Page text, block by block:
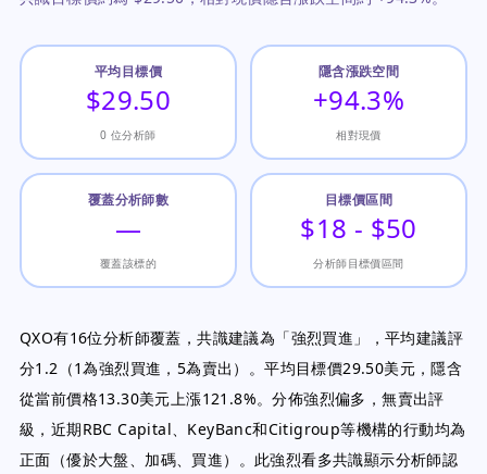
平均目標價
$29.50
0 位分析師
隱含漲跌空間
+94.3%
相對現價
覆蓋分析師數
—
覆蓋該標的
目標價區間
$18 - $50
分析師目標價區間
QXO有16位分析師覆蓋，共識建議為「強烈買進」，平均建議評
分1.2（1為強烈買進，5為賣出）。平均目標價29.50美元，隱含
從當前價格13.30美元上漲121.8%。分佈強烈偏多，無賣出評
級，近期RBC Capital、KeyBanc和Citigroup等機構的行動均為
正面（優於大盤、加碼、買進）。此強烈看多共識顯示分析師認